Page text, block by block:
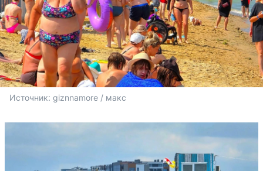
Источник: giznnamore / макс